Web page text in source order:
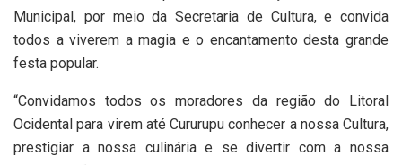
Municipal, por meio da Secretaria de Cultura, e convida
todos a viverem a magia e o encantamento desta grande
festa popular.
“Convidamos todos os moradores da região do Litoral
Ocidental para virem até Cururupu conhecer a nossa Cultura,
prestigiar a nossa culinária e se divertir com a nossa